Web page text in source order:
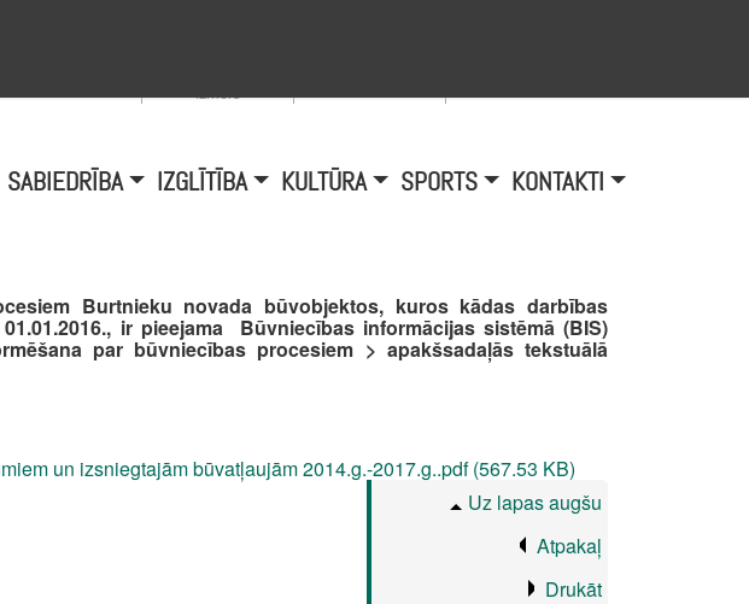
izmērs
SABIEDRĪBA IZGLĪTĪBA KULTŪRA SPORTS KONTAKTI
Burtnieku novada būvobjektos, kuros kādas darbības
ir pieejama Būvniecības informācijas sistēmā (BIS)
par būvniecības procesiem > apakšsadaļās tekstuālā
un izsniegtajām būvatļaujām 2014.g.-2017.g..pdf (567.53 KB)
Uz lapas augšu
Atpakaļ
Drukāt